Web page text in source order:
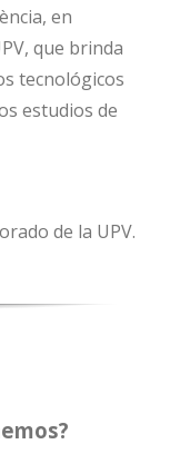
en
que brinda
tecnológicos
estudios de
de la UPV.